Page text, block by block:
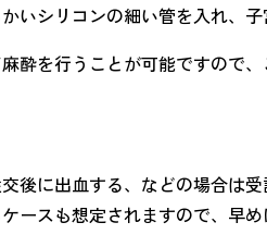
いシリコンの細い管を入れ、子
を行うことが可能ですので、
後に出血する、などの場合は受
ースも想定されますので、早め